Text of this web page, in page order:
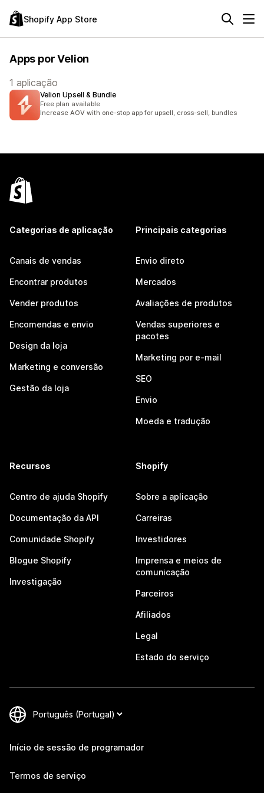
Shopify App Store
Apps por Velion
1 aplicação
Velion Upsell & Bundle
Free plan available
Increase AOV with one-stop app for upsell, cross-sell, bundles
Categorias de aplicação
Canais de vendas
Encontrar produtos
Vender produtos
Encomendas e envio
Design da loja
Marketing e conversão
Gestão da loja
Principais categorias
Envio direto
Mercados
Avaliações de produtos
Vendas superiores e
pacotes
Marketing por e-mail
SEO
Envio
Moeda e tradução
Recursos
Centro de ajuda Shopify
Documentação da API
Comunidade Shopify
Blogue Shopify
Investigação
Shopify
Sobre a aplicação
Carreiras
Investidores
Imprensa e meios de
comunicação
Parceiros
Afiliados
Legal
Estado do serviço
Início de sessão de programador
Termos de serviço